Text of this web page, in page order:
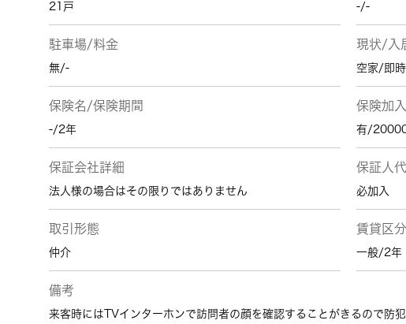
21戸 -/-
駐車場/料金
無/-
現状/入
空家/即時
保険名/保険期間
-/2年
保険加
有/
保証会社詳細
法人様の場合はその限りではありません
保証人
必加入
取引形態
仲介
賃貸区
一般/2年
備考
来客時にはTVインターホンで訪問者の顔を確認することがきるので防